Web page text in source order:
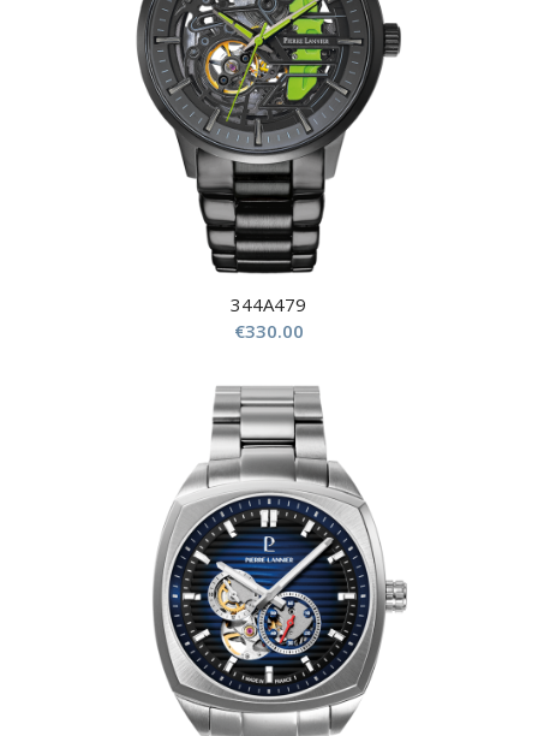
344A479
€330.00